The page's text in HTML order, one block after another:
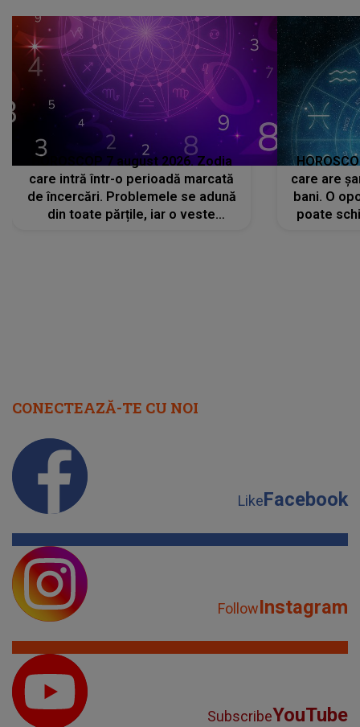
HOROSCOP 7 august 2026. Zodia
care intră într-o perioadă marcată
de încercări. Problemele se adună
din toate părțile, iar o veste
care are
bani. O
poate
CONECTEAZĂ-TE CU NOI
LikeFacebook
FollowInstagram
SubscribeYouTube